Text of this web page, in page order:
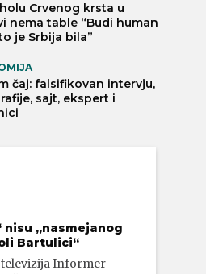
Crvenog krsta u
nema table “Budi human
je Srbija bila”
čaj: falsifikovan intervju,
sajt, ekspert i
nisu „nasmejanog
Bartulici“
televizija Informer